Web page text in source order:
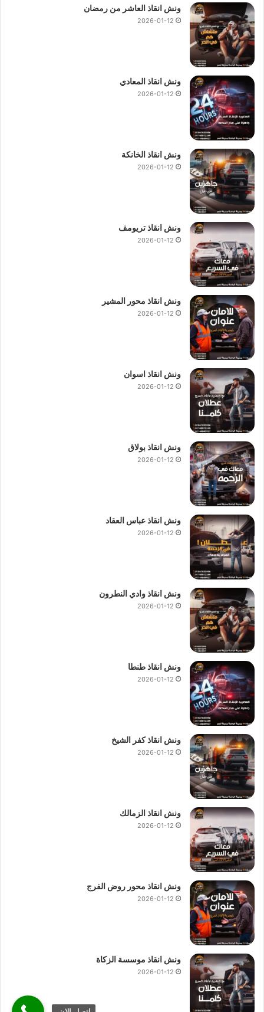
ونش انقاذ العاشر من رمضان
2026-01-12
ونش انقاذ المعادي
2026-01-12
ونش انقاذ الخانكة
2026-01-12
ونش انقاذ تريومف
2026-01-12
ونش انقاذ محور المشير
2026-01-12
ونش انقاذ اسوان
2026-01-12
ونش انقاذ بولاق
2026-01-12
ونش انقاذ عباس العقاد
2026-01-12
ونش انقاذ وادي النطرون
2026-01-12
ونش انقاذ طنطا
2026-01-12
ونش انقاذ كفر الشيخ
2026-01-12
ونش انقاذ الزمالك
2026-01-12
ونش انقاذ محور روض الفرج
2026-01-12
ونش انقاذ موسسة الزكاة
2026-01-12